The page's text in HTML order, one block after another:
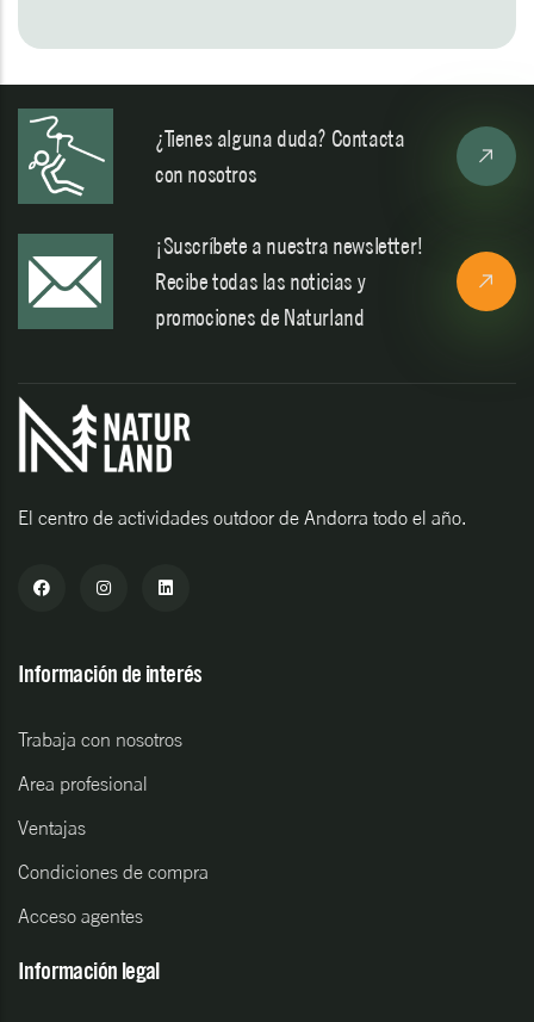
¿Tienes alguna duda? Contacta
con nosotros
¡Suscríbete a nuestra newsletter!
Recibe todas las noticias y
promociones de Naturland
El centro de actividades outdoor de Andorra todo el año.
Información de interés
Trabaja con nosotros
Area profesional
Ventajas
Condiciones de compra
Acceso agentes
Información legal